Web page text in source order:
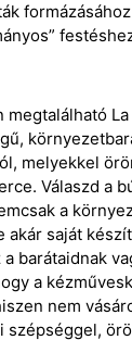
megtalálható
melyekkel
Válaszd a
a
akár saját
barátaidnak
a
nem
szépséggel,